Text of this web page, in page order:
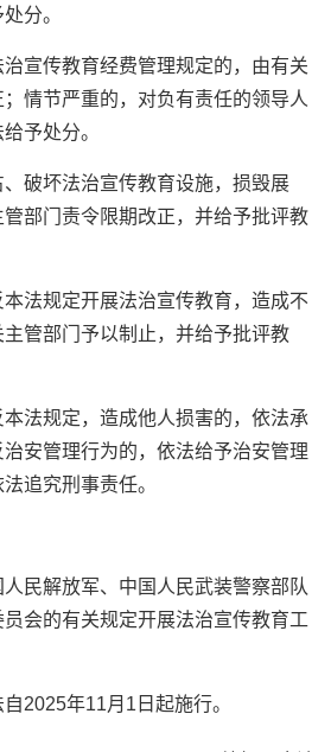
分。
宣传教育经费管理规定的，由有关
情节严重的，对负有责任的领导人
予处分。
破坏法治宣传教育设施，损毁展
部门责令限期改正，并给予批评教
法规定开展法治宣传教育，造成不
主管部门予以制止，并给予批评教
法规定，造成他人损害的，依法承
安管理行为的，依法给予治安管理
追究刑事责任。
民解放军、中国人民武装警察部队
会的有关规定开展法治宣传教育工
2025年11月1日起施行。